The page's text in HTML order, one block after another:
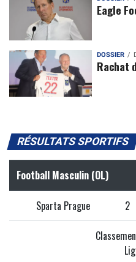
Eagle
DOSSIER
Rachat
RÉSULTATS SPORTIFS
Football Masculin (OL)
Sparta Prague 2